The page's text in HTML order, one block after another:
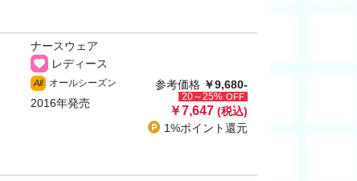
ナースウェア
レディース
All オールシーズン
2016年発売
参考価格 ￥9,680-
20～25% OFF
￥7,647 (税込)
1%ポイント還元